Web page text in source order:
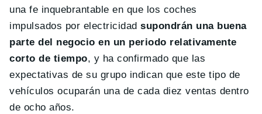
una fe inquebrantable en que los coches
impulsados por electricidadsupondrán una buena
parte del negocio en un periodo relativamente
corto de tiempo, y ha confirmado que las
expectativas de su grupo indican que este tipo de
vehículos ocuparán una de cada diez ventas dentro
de ocho años.